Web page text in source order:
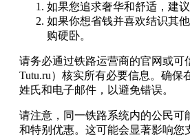
如果您追求奢华和舒适，建议
如果你想省钱并喜欢结识其
购硬卧。
请务必通过铁路运营商的官网或可
Tutu.ru）核实所有必要信息。确保
姓氏和电子邮件，以避免错误。
请注意，同一铁路系统内的公民可
和特别优惠。这可能会显著影响您